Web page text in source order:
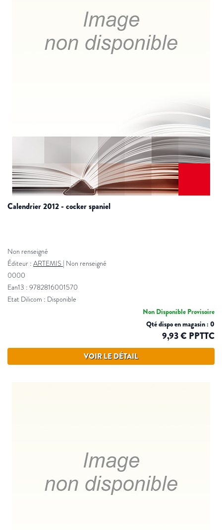
calendrier 2012 - cocker spaniel
Non renseigné
Éditeur : ARTEMIS | Non renseigné
0000
Ean13 : 9782816001570
Etat Dilicom : Disponible
Non Disponible Provisoire
Qté dispo en magasin : 0
9,93 € PPTTC
VOIR LE DÉTAIL